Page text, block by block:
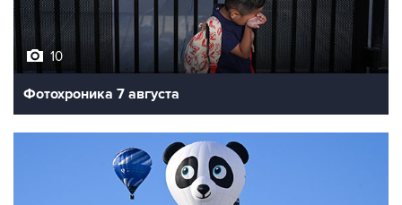
10
Фотохроника 7 августа